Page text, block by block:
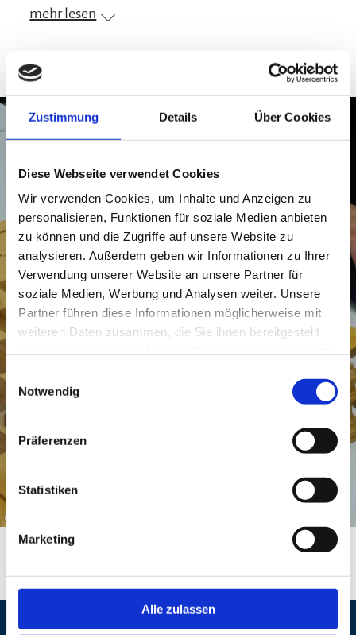
Zustimmung Details Über Cookies
Diese Webseite verwendet Cookies
Wir verwenden Cookies, um Inhalte und Anzeigen zu
personalisieren, Funktionen für soziale Medien anbieten
zu können und die Zugriffe auf unsere Website zu
analysieren. Außerdem geben wir Informationen zu Ihrer
Verwendung unserer Website an unsere Partner für
soziale Medien, Werbung und Analysen weiter. Unsere
Partner führen diese Informationen möglicherweise mit
weiteren Daten zusammen, die Sie ihnen bereitgestellt
Einwilligungsauswahl
Notwendig
Präferenzen
Statistiken
Marketing
Alle zulassen
Pfleger, Tel. 08641 5910514.
Preisinformation
kostenlos
mehr lesen
©